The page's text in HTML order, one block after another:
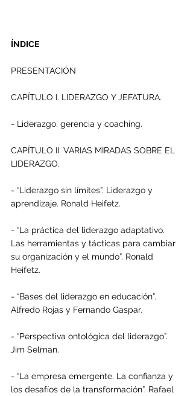
ÍNDICE
PRESENTACIÓN
CAPÍTULO I. LIDERAZGO Y JEFATURA.
- Liderazgo, gerencia y coaching.
CAPÍTULO II. VARIAS MIRADAS SOBRE EL
LIDERAZGO.
- “Liderazgo sin límites”. Liderazgo y
aprendizaje. Ronald Heifetz.
- “La práctica del liderazgo adaptativo.
Las herramientas y tácticas para cambiar
su organización y el mundo”. Ronald
Heifetz.
- “Bases del liderazgo en educación”.
Alfredo Rojas y Fernando Gaspar.
- “Perspectiva ontológica del liderazgo”.
Jim Selman.
- “La empresa emergente. La confianza y
los desafíos de la transformación”. Rafael